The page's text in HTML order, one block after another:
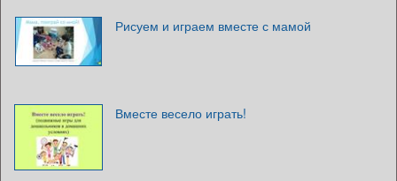
Рисуем и играем вместе с мамой
Вместе весело играть!